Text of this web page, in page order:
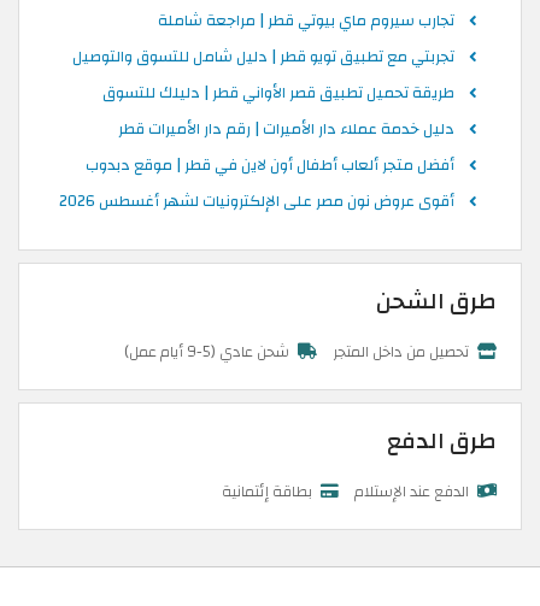
تجارب سيروم ماي بيوتي قطر | مراجعة شاملة
تجربتي مع تطبيق تويو قطر | دليل شامل للتسوق والتوصيل
طريقة تحميل تطبيق قصر الأواني قطر | دليلك للتسوق
دليل خدمة عملاء دار الأميرات | رقم دار الأميرات قطر
أفضل متجر ألعاب أطفال أون لاين في قطر | موقع دبدوب
أقوى عروض نون مصر على الإلكترونيات لشهر أغسطس 2026
طرق الشحن
تحصيل من داخل المتجر شحن عادي (5-9 أيام عمل)
طرق الدفع
الدفع عند الإستلام بطاقة إئتمانية